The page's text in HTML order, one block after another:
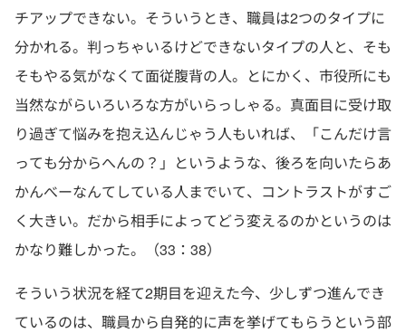
チアップできない。そういうとき、職員は2つのタイプに
分かれる。判っちゃいるけどできないタイプの人と、そも
そもやる気がなくて面従腹背の人。とにかく、市役所にも
当然ながらいろいろな方がいらっしゃる。真面目に受け取
り過ぎて悩みを抱え込んじゃう人もいれば、「こんだけ言
っても分からへんの？」というような、後ろを向いたらあ
かんべーなんてしている人までいて、コントラストがすご
く大きい。だから相手によってどう変えるのかというのは
かなり難しかった。（33：38）
そういう状況を経て2期目を迎えた今、少しずつ進んでき
ているのは、職員から自発的に声を挙げてもらうという部